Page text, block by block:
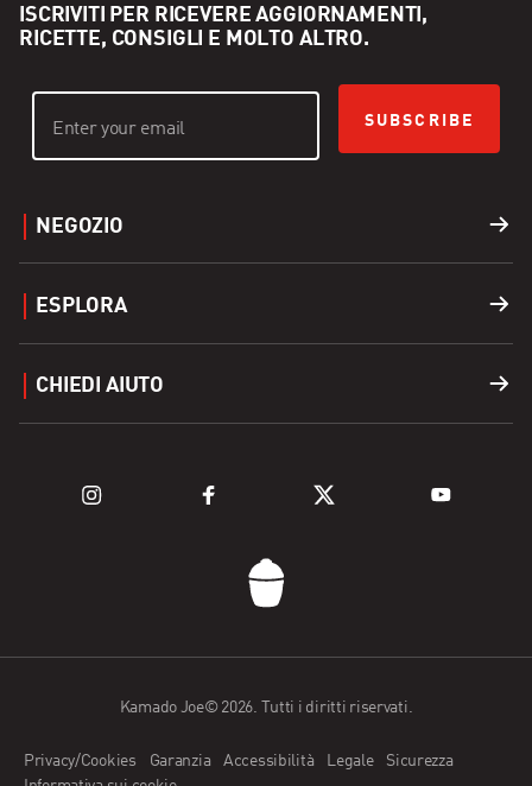
ISCRIVITI PER RICEVERE AGGIORNAMENTI,
RICETTE, CONSIGLI E MOLTO ALTRO.
SUBSCRIBE
NEGOZIO
Carburante
ESPLORA
Esplora la serie Kamado
CHIEDI AIUTO
App Kamado JoeKamado Joe© 2026. Tutti i diritti riservati.
Privacy/Cookies Garanzia Accessibilità Legale
Sicurezza